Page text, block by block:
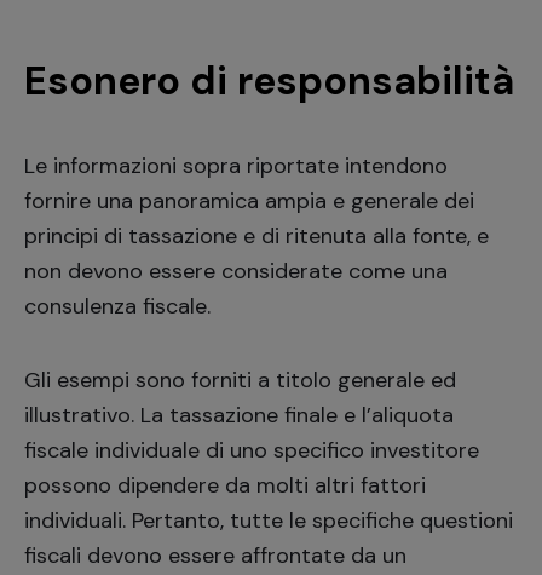
Esonero di responsabilità
Le informazioni sopra riportate intendono
fornire una panoramica ampia e generale dei
principi di tassazione e di ritenuta alla fonte, e
non devono essere considerate come una
consulenza fiscale.
Gli esempi sono forniti a titolo generale ed
illustrativo. La tassazione finale e l’aliquota
fiscale individuale di uno specifico investitore
possono dipendere da molti altri fattori
individuali. Pertanto, tutte le specifiche questioni
fiscali devono essere affrontate da un